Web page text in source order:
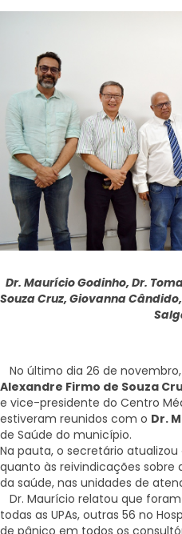
Dr. Maurício Godinho, Dr.
Souza Cruz, Giovanna
No último dia 26 de
Alexandre Firmo de Souza
e vice-presidente do Centro
estiveram reunidos com o Dr.
de Saúde do município.
Na pauta, o secretário
quanto às reivindicações sobre
da saúde, nas unidades de
Dr. Maurício relatou que
todas as UPAs, outras 56 no
de pânico em todos os